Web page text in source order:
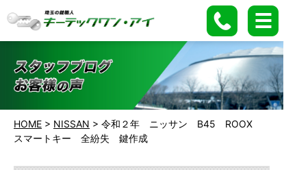
HOME > NISSAN > 令和２年 ニッサン B45 ROOX
スマートキー 全紛失 鍵作成